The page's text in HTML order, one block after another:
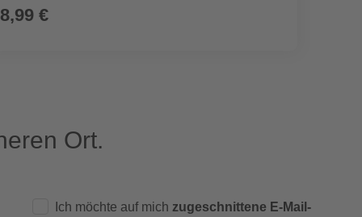
8,99 €
Ort.
Ich möchte auf mich zugeschnittene E-Mail-